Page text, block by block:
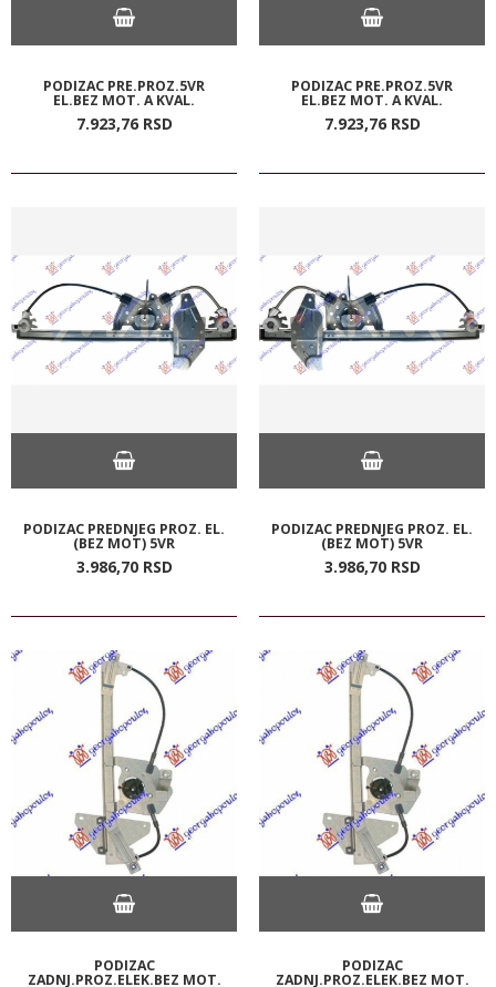
PODIZAC PRE.PROZ.5VR
EL.BEZ MOT. A KVAL.
7.923,76 RSD
PODIZAC PRE.PROZ.5VR
EL.BEZ MOT. A KVAL.
7.923,76 RSD
PODIZAC PREDNJEG PROZ. EL.
(BEZ MOT) 5VR
3.986,70 RSD
PODIZAC PREDNJEG PROZ. EL.
(BEZ MOT) 5VR
3.986,70 RSD
PODIZAC
ZADNJ.PROZ.ELEK.BEZ MOT.
PODIZAC
ZADNJ.PROZ.ELEK.BEZ MOT.